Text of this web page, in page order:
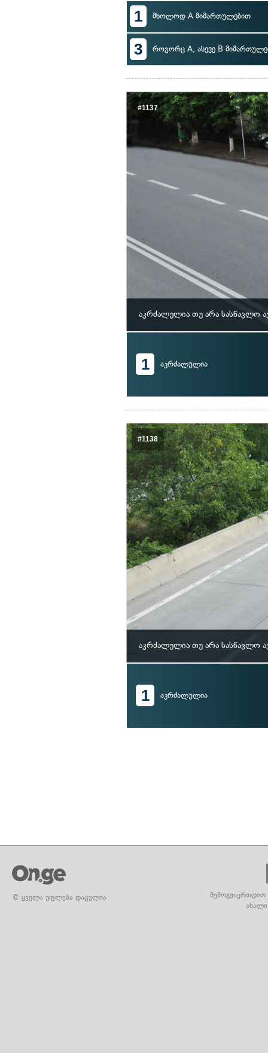
1 მხოლოდ A მიმართულებით
3 როგორც A, ასევე B
#1137
აკრძალულია თუ არა სასწავლო
1 აკრძალულია
#1138
აკრძალულია თუ არა სასწავლო
1 აკრძალულია
© ყველა უფლება დაცულია
შემოგვიერთდით
ახალი